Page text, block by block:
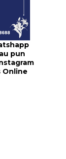
pun
Online